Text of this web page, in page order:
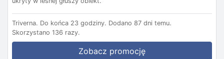
Triverna. Do końca 23 godziny. Dodano 87 dni temu.
Skorzystano 136 razy.
Zobacz promocję